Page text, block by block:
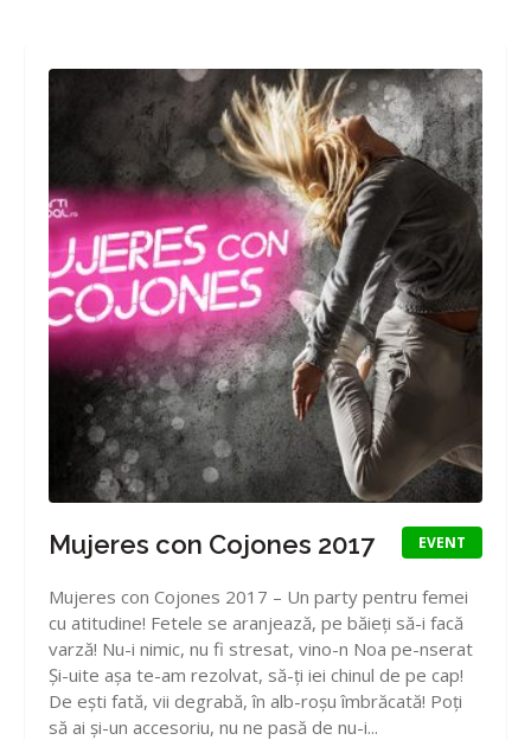
EVENT
Mujeres con Cojones 2017
Mujeres con Cojones 2017 – Un party pentru femei
cu atitudine! Fetele se aranjează, pe băieți să-i facă
varză! Nu-i nimic, nu fi stresat, vino-n Noa pe-nserat
Și-uite așa te-am rezolvat, să-ți iei chinul de pe cap!
De ești fată, vii degrabă, în alb-roșu îmbrăcată! Poți
să ai și-un accesoriu, nu ne pasă de nu-i...